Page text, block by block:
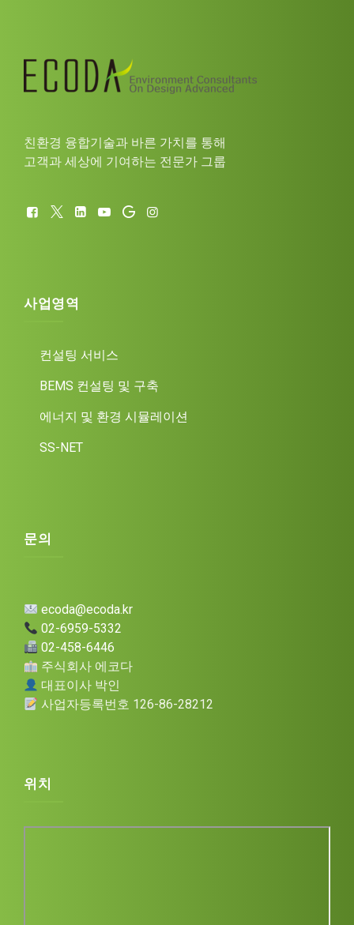
친환경 융합기술과 바른 가치를 통해
고객과 세상에 기여하는 전문가 그룹
사업영역
컨설팅 서비스
BEMS 컨설팅 및 구축
에너지 및 환경 시뮬레이션
SS-NET
문의
ecoda@ecoda.kr
02-6959-5332
02-458-6446
주식회사 에코다
대표이사 박인
사업자등록번호 126-86-28212
위치
Email*